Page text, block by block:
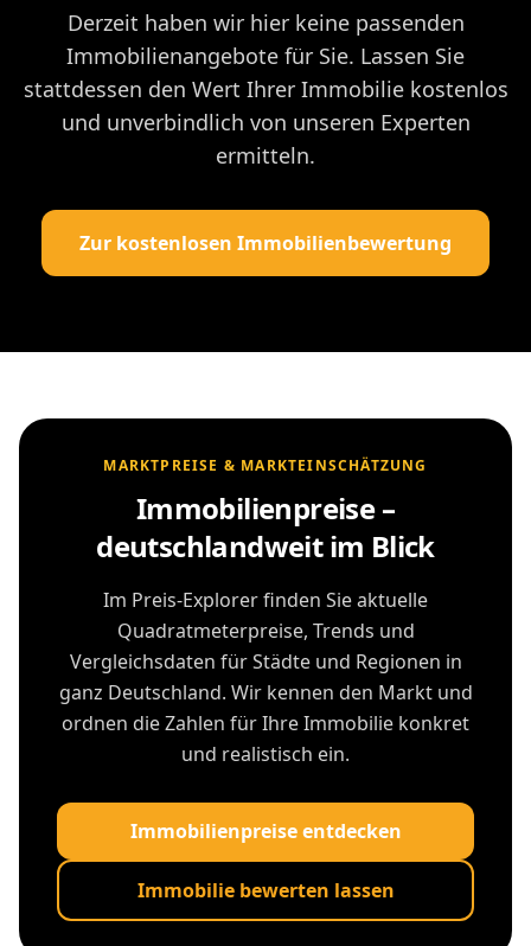
Derzeit haben wir hier keine passenden
Immobilienangebote für Sie. Lassen Sie
stattdessen den Wert Ihrer Immobilie kostenlos
und unverbindlich von unseren Experten
ermitteln.
Zur kostenlosen Immobilienbewertung
MARKTPREISE & MARKTEINSCHÄTZUNG
Immobilienpreise –
deutschlandweit im Blick
Im Preis-Explorer finden Sie aktuelle
Quadratmeterpreise, Trends und
Vergleichsdaten für Städte und Regionen in
ganz Deutschland. Wir kennen den Markt und
ordnen die Zahlen für Ihre Immobilie konkret
und realistisch ein.
Immobilienpreise entdecken
Immobilie bewerten lassen